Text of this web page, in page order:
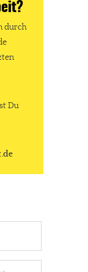
durch
Du